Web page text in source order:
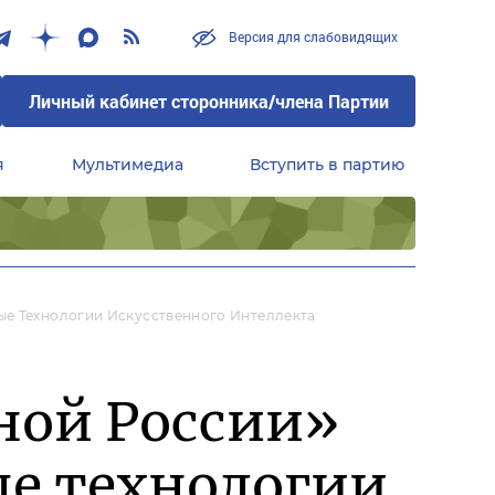
Версия для слабовидящих
Личный кабинет сторонника/члена Партии
Мультимедиа Вступить в партию
Технологии Искусственного Интеллекта
России»